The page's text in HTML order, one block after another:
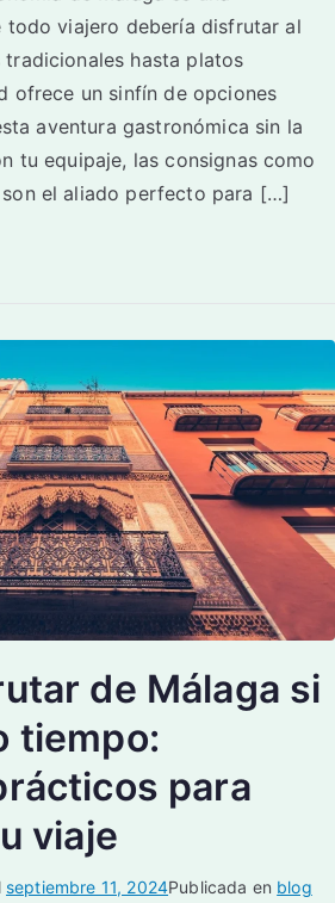
todo viajero debería disfrutar al
tradicionales hasta platos
ofrece un sinfín de opciones
aventura gastronómica sin la
tu equipaje, las consignas como
son el aliado perfecto para […]
de Málaga si
tiempo:
para
viaje
septiembre 11, 2024Publicada en blog